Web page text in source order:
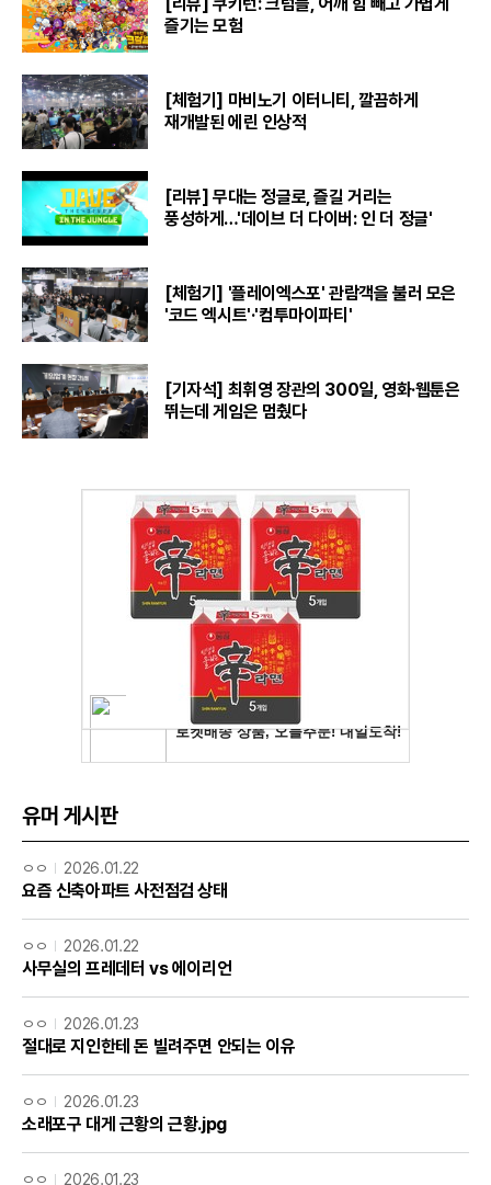
즐기는 모험
[체험기] 마비노기 이터니티, 깔끔하게
재개발된 에린 인상적
[리뷰] 무대는 정글로, 즐길 거리는
풍성하게…'데이브 더 다이버: 인 더 정글'
[체험기] '플레이엑스포' 관람객을 불러 모은
'코드 엑시트'·'컴투마이파티'
[기자석] 최휘영 장관의 300일, 영화·웹툰은
뛰는데 게임은 멈췄다
유머 게시판
ㅇㅇ 2026.01.22
요즘 신축아파트 사전점검 상태
ㅇㅇ 2026.01.22
사무실의 프레데터 vs 에이리언
ㅇㅇ 2026.01.23
절대로 지인한테 돈 빌려주면 안되는 이유
ㅇㅇ 2026.01.23
소래포구 대게 근황의 근황.jpg
ㅇㅇ 2026.01.23